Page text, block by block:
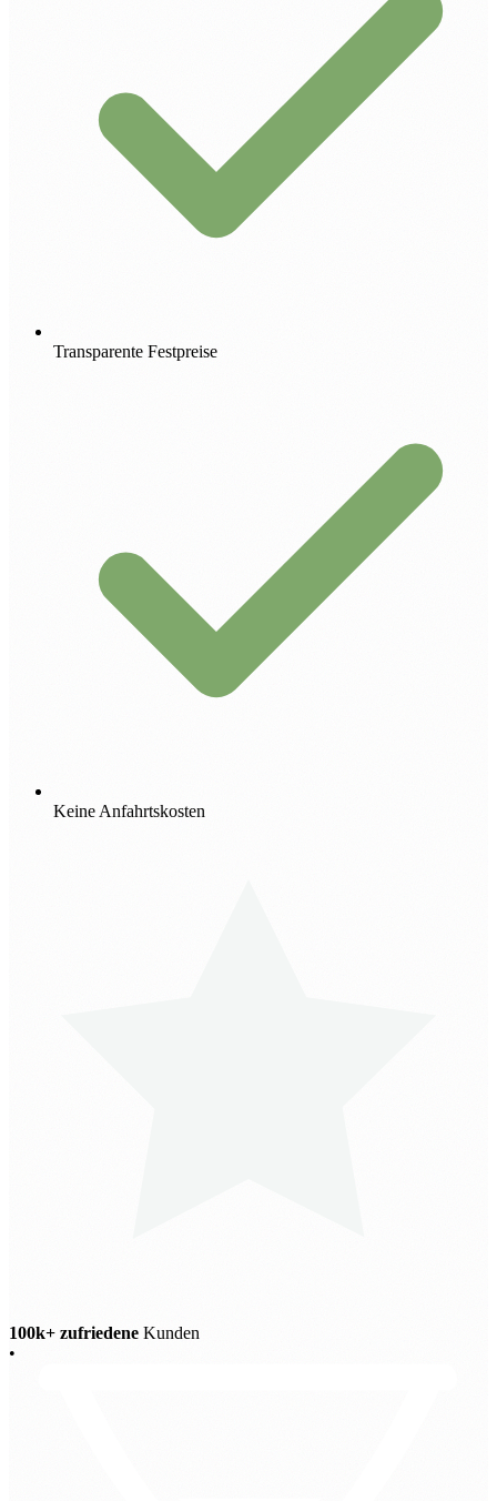
Transparente Festpreise
Keine Anfahrtskosten
100k+ zufriedene Kunden
•